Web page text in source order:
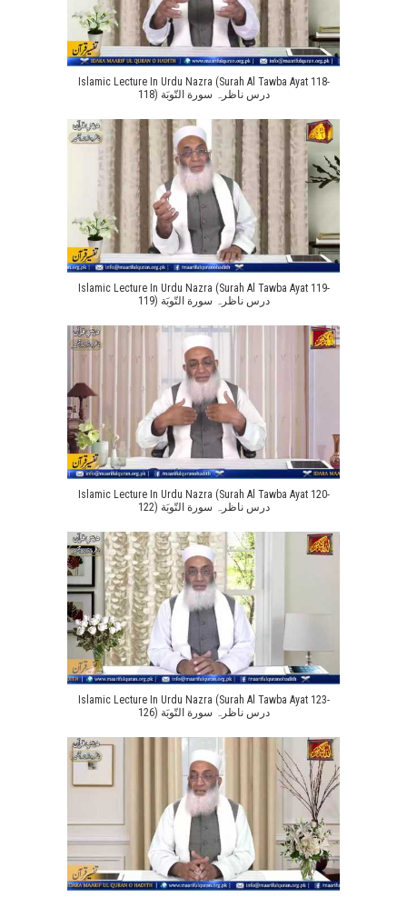
Islamic Lecture In Urdu Nazra (Surah Al Tawba Ayat 118-
118) درس ناظرہ سورة التّوبَة
Islamic Lecture In Urdu Nazra (Surah Al Tawba Ayat 119-
119) درس ناظرہ سورة التّوبَة
Islamic Lecture In Urdu Nazra (Surah Al Tawba Ayat 120-
122) درس ناظرہ سورة التّوبَة
Islamic Lecture In Urdu Nazra (Surah Al Tawba Ayat 123-
126) درس ناظرہ سورة التّوبَة